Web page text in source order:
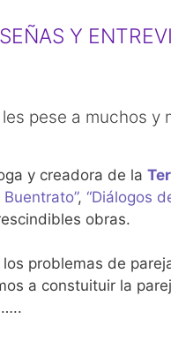
Y
pese a muchos
y creadora de la
Buentrato”, “Diálogos
obras.
problemas de
a constuituir la